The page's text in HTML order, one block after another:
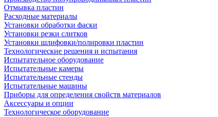
Отмывка пластин
Расходные материалы
Установки обработки фаски
Установки резки слитков
Установки шлифовки/полировки пластин
Технологические решения и испытания
Испытательное оборудование
Испытательные камеры
Испытательные стенды
Испытательные машины
Приборы для определения свойств материалов
Аксессуары и опции
Технологическое оборудование